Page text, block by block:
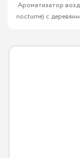
Ароматизатор
nocturne) с